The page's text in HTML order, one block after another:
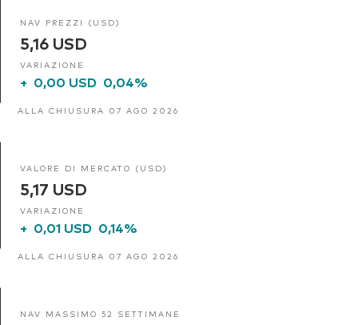
NAV PREZZI (USD)
5,16 USD
VARIAZIONE
+ 0,00 USD 0,04%
ALLA CHIUSURA 07 AGO 2026
VALORE DI MERCATO (USD)
5,17 USD
VARIAZIONE
+ 0,01 USD 0,14%
ALLA CHIUSURA 07 AGO 2026
NAV MASSIMO 52 SETTIMANE